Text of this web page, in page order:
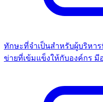
ทักษะที่จำเป็นสำหรับผู้บริหาร
ข่ายที่เข้มแข็งให้กับองค์กร มี